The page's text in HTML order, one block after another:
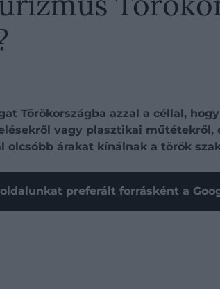
Törökországba azzal a céllal,
vagy plasztikai
árakat kínálnak a török
preferált forrásként a